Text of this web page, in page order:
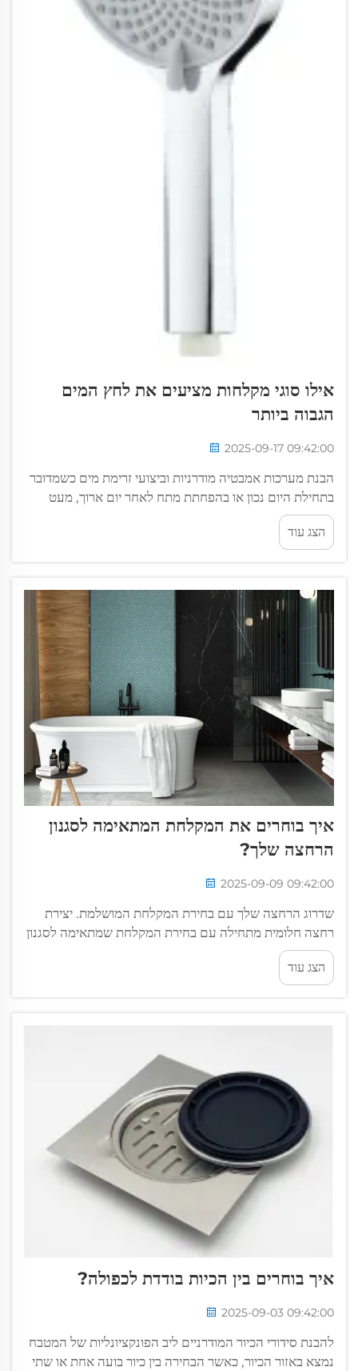
אילו סוגי מקלחות מציעים את לחץ המים
הגבוה ביותר
2025-09-17 09:42:00
הבנת מערכות אמבטיה מודרניות וביצועי זרימת מים כשמדובר
בתחילת היום נכון או בהפחתת מתח לאחר יום ארוך, מעט
דברים משווים לחוויית השיקום של אמבטיה עם לחץ מים
מושלם. ההשפעה של לחץ המים באמבטיה...
הצג עוד
איך בוחרים את המקלחת המתאימה לסגנון
הרחצה שלך?
2025-09-09 09:42:00
שדרוג הרחצה שלך עם בחירת המקלחת המושלמת. יצירת
רחצה חלומית מתחילה עם בחירת המקלחת שמתאימה לסגנון
העיצוב הכללי שלך ומספקת את הצרכים המעשיים שלך.
המקלחת משמשת כאלמנט מרכזי...
הצג עוד
איך בוחרים בין הכיות בודדת לכפולה?
2025-09-03 09:42:00
להבנת סידורי הכיור המודרניים ליב הפונקציונליות של המטבח
נמצא באזור הכיור, כאשר הבחירה בין כיור בועה אחת או שתי